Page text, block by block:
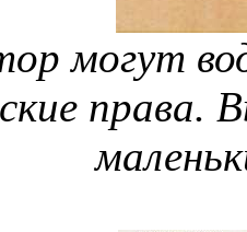
могут